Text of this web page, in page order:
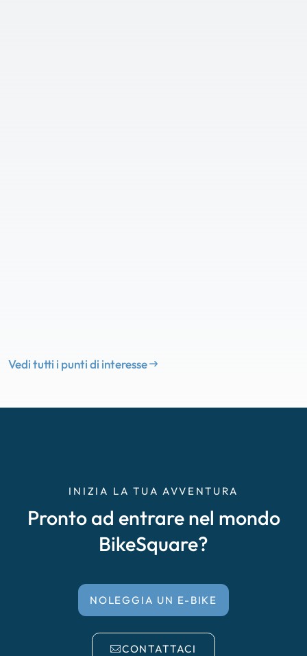
Vedi tutti i punti di interesse
INIZIA LA TUA AVVENTURA
Pronto ad entrare nel mondo
BikeSquare?
NOLEGGIA UN E-BIKE
CONTATTACI